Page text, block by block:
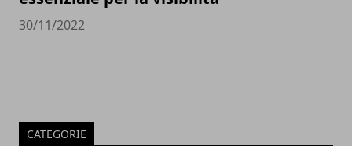
30/11/2022
CATEGORIE